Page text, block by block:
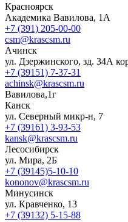
Красноярск
Академика Вавилова, 1А
+7 (391) 205-00-00
csm@krascsm.ru
Ачинск
ул. Дзержинского, зд. 34А
+7 (39151) 7-37-31
achinsk@krascsm.ru
Вавилова,1г
Канск
ул. Северный микр-н, 7
+7 (39161) 3-93-53
kansk@krascsm.ru
Лесосибирск
ул. Мира, 2Б
+7 (39145)5-10-10
kononov@krascsm.ru
Минусинск
ул. Кравченко, 13
+7 (39132) 5-15-88